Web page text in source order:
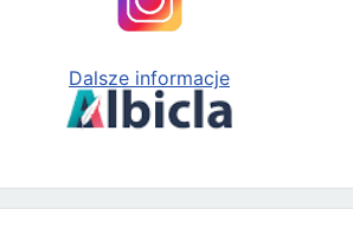
Dalsze informacje